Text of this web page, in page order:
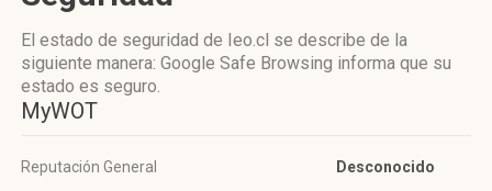
El estado de seguridad de Ieo.cl se describe de la
siguiente manera: Google Safe Browsing informa que su
estado es seguro.
MyWOT
Reputación General Desconocido